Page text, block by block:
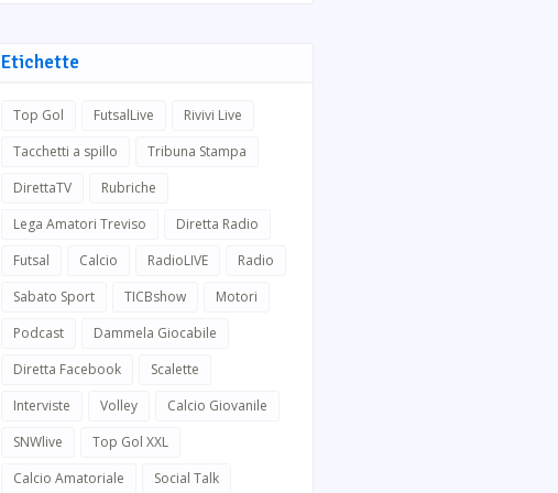
Etichette
Top Gol FutsalLive
Rivivi Live
Tacchetti a spillo
Tribuna Stampa
DirettaTV
Rubriche
Lega Amatori Treviso
Diretta Radio
Futsal
Calcio RadioLIVE
Radio
Sabato Sport
TICBshow
Motori
Podcast
Dammela Giocabile
Diretta Facebook
Scalette
Interviste
Volley
Calcio Giovanile
SNWlive
Top Gol XXL
Calcio Amatoriale
Social Talk